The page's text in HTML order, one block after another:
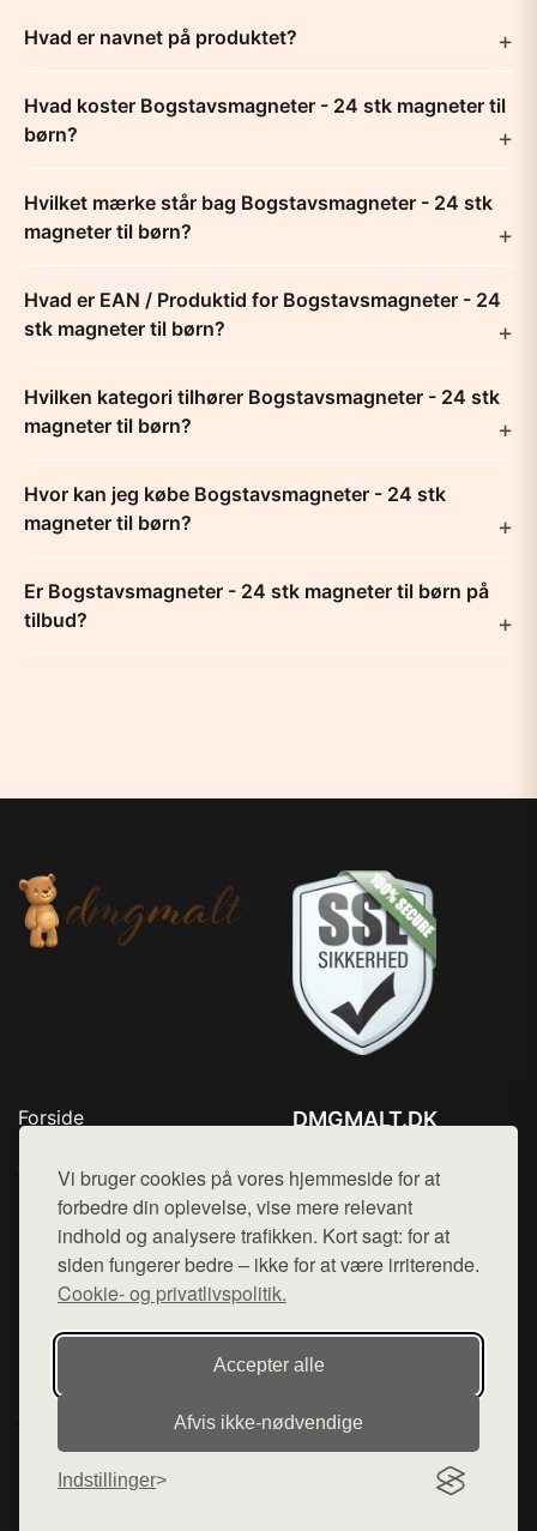
Vi bruger cookies på vores hjemmeside for at
forbedre din oplevelse, vise mere relevant
indhold og analysere trafikken. Kort sagt: for at
siden fungerer bedre – ikke for at være irriterende.
Cookie- og privatlivspolitik.
Accepter alle
Afvis ikke‑nødvendige
Indstillinger
Hvad er navnet på produktet?
Hvad koster Bogstavsmagneter - 24 stk magneter til
børn?
Hvilket mærke står bag Bogstavsmagneter - 24 stk
magneter til børn?
Hvad er EAN / Produktid for Bogstavsmagneter - 24
stk magneter til børn?
Hvilken kategori tilhører Bogstavsmagneter - 24 stk
magneter til børn?
Hvor kan jeg købe Bogstavsmagneter - 24 stk
magneter til børn?
Er Bogstavsmagneter - 24 stk magneter til børn på
tilbud?
Forside
Top Rabatter
Blog
Kontakt
DMGMALT.DK
Mail: hej@want.dk
Cookie- og privatlivspolitik
Denne side er en del af want.dk, der udgiver en række
hjemmesider med præsentation af forskellige produkter fra
diverse webshops. Der sælges ikke varer fra denne side - vi
henviser til de shops, som sælger varen. Vi har heller ikke
varerne på lager.